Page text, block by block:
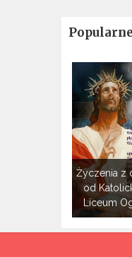
Życzenia z
od
Liceum